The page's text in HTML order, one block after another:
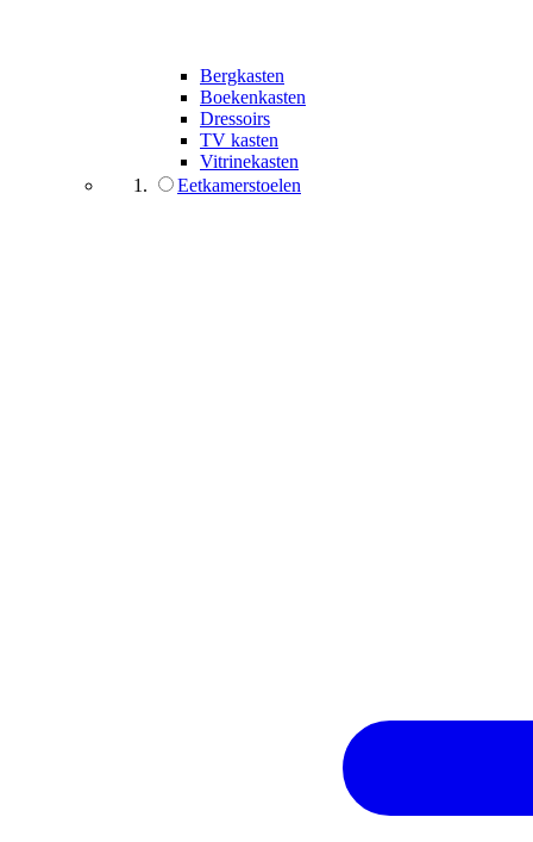
Bergkasten
Boekenkasten
Dressoirs
TV kasten
Vitrinekasten
Eetkamerstoelen